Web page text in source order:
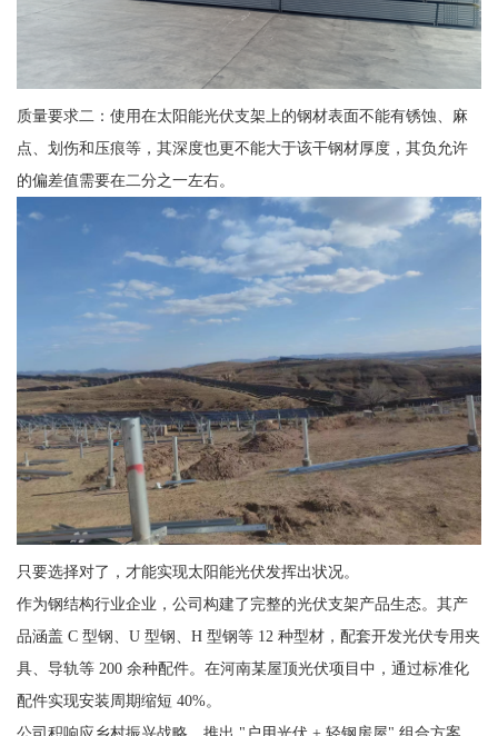
质量要求二：使用在太阳能光伏支架上的钢材表面不能有锈蚀、麻
点、划伤和压痕等，其深度也更不能大于该干钢材厚度，其负允许
的偏差值需要在二分之一左右。
只要选择对了，才能实现太阳能光伏发挥出状况。
作为钢结构行业企业，公司构建了完整的光伏支架产品生态。其产
品涵盖 C 型钢、U 型钢、H 型钢等 12 种型材，配套开发光伏专用夹
具、导轨等 200 余种配件。在河南某屋顶光伏项目中，通过标准化
配件实现安装周期缩短 40%。